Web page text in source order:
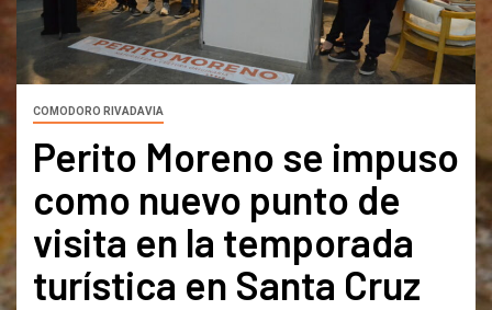
COMODORO RIVADAVIA
Perito Moreno se impuso
como nuevo punto de
visita en la temporada
turística en Santa Cruz